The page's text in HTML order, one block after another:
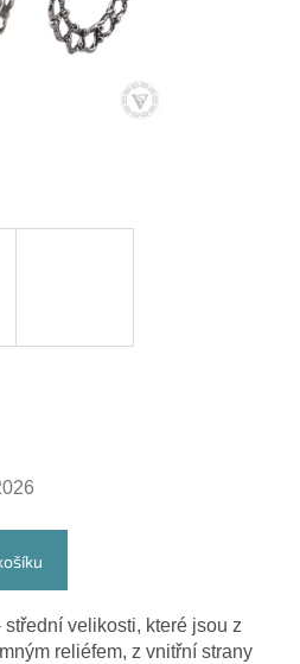
velikosti, které jsou z
reliéfem, z vnitřní strany